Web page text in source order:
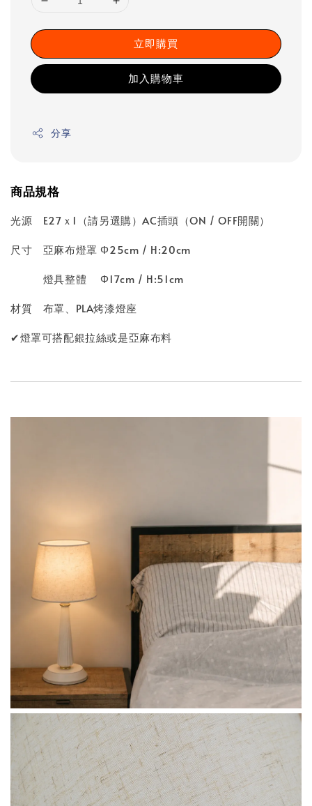
立即購買
加入購物車
分享
商品規格
光源 E27ｘ1（請另選購）AC插頭（ON / OFF開關）
尺寸 亞麻布燈罩 Φ25cm / H:20cm
燈具整體 Φ17cm / H:51cm
材質 布罩、PLA烤漆燈座
✔燈罩可搭配銀拉絲或是亞麻布料